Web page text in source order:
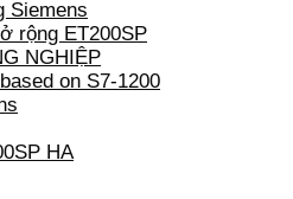
Siemens
rộng ET200SP
NGHIỆP
on S7-1200
HA